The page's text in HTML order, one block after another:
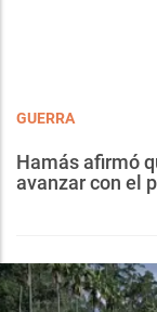
GUERRA
Hamás afirmó
avanzar con el